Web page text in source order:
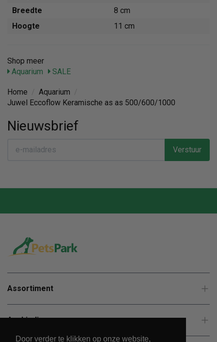
Door verder te klikken op onze website,
Breedte
8 cm
Hoogte
11 cm
Shop meer
Aquarium
SALE
Home Aquarium
Juwel Eccoflow Keramische as as 500/600/1000
Nieuwsbrief
Verstuur
Assortiment
Aanbiedingen